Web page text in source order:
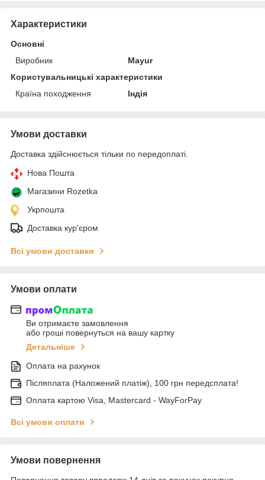
Характеристики
Основні
Виробник
Mayur
Користувальницькі характеристики
Країна походження
Індія
Умови доставки
Доставка здійснюється тільки по передоплаті.
Нова Пошта
Магазини Rozetka
Укрпошта
Доставка кур'єром
Всі умови доставки
Умови оплати
Ви отримаєте замовлення
або гроші повернуться на вашу картку
Детальніше
Оплата на рахунок
Післяплата (Наложений платіж), 100 грн передсплата!
Оплата картою Visa, Mastercard - WayForPay
Всі умови оплати
Умови повернення